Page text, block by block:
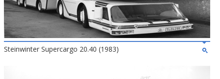
Steinwinter Supercargo 20.40 (1983)